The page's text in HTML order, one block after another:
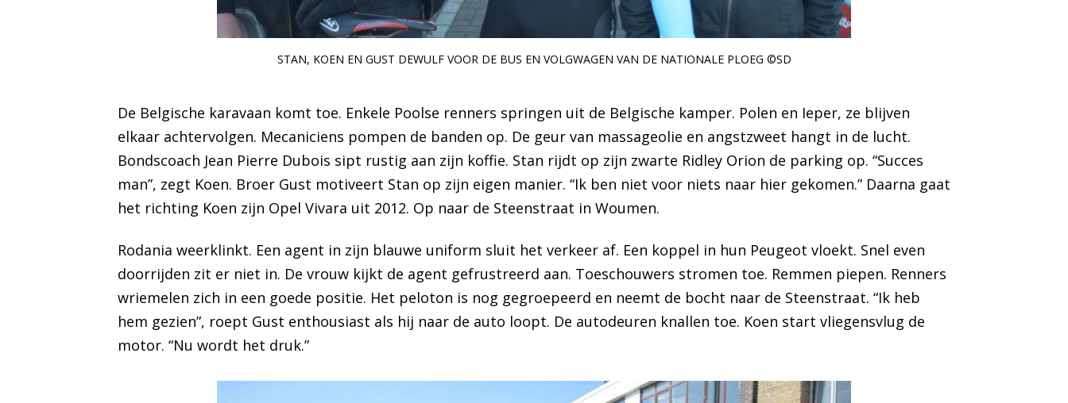
STAN, KOEN EN GUST DEWULF VOOR DE BUS EN VOLGWAGEN VAN DE NATIONALE PLOEG ©SD
De Belgische karavaan komt toe. Enkele Poolse renners springen uit de Belgische kamper. Polen en Ieper, ze blijven
elkaar achtervolgen. Mecaniciens pompen de banden op. De geur van massageolie en angstzweet hangt in de lucht.
Bondscoach Jean Pierre Dubois sipt rustig aan zijn koffie. Stan rijdt op zijn zwarte Ridley Orion de parking op. “Succes
man”, zegt Koen. Broer Gust motiveert Stan op zijn eigen manier. “Ik ben niet voor niets naar hier gekomen.” Daarna gaat
het richting Koen zijn Opel Vivara uit 2012. Op naar de Steenstraat in Woumen.
Rodania weerklinkt. Een agent in zijn blauwe uniform sluit het verkeer af. Een koppel in hun Peugeot vloekt. Snel even
doorrijden zit er niet in. De vrouw kijkt de agent gefrustreerd aan. Toeschouwers stromen toe. Remmen piepen. Renners
wriemelen zich in een goede positie. Het peloton is nog gegroepeerd en neemt de bocht naar de Steenstraat. “Ik heb
hem gezien”, roept Gust enthousiast als hij naar de auto loopt. De autodeuren knallen toe. Koen start vliegensvlug de
motor. “Nu wordt het druk.”